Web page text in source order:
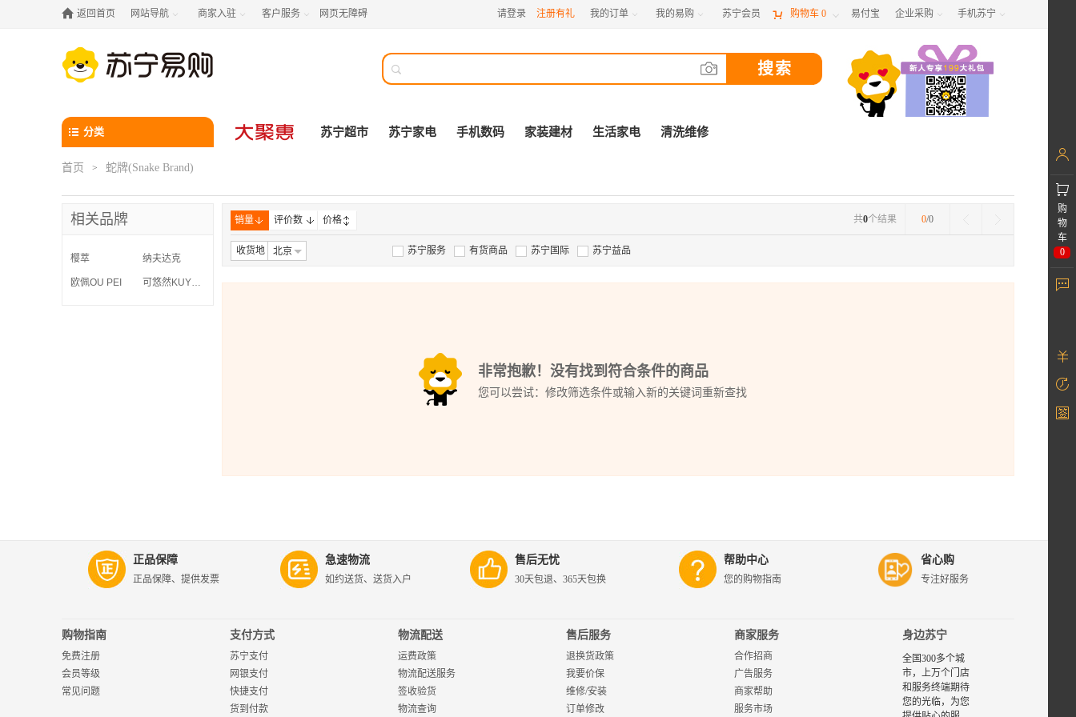
 返回首页 网站导航  商家入驻  客户服务  网页无障碍 请登录 注册有礼 我的订单  我的易购  苏宁会员  购物车 0  易付宝 企业采购  手机苏宁 

分类 苏宁超市 苏宁家电 手机数码 家装建材 生活家电 清洗维修
首页 > 蛇牌(Snake Brand)
销量 评价数 价格 0/0
共0个结果
收货地 北京 苏宁服务 有货商品 苏宁国际 苏宁益品
非常抱歉！没有找到符合条件的商品
您可以尝试：修改筛选条件或输入新的关键词重新查找
相关品牌
樱萃 纳夫达克
欧佩OU PEI 可悠然KUYURA
正品保障
正品保障、提供发票
急速物流
如约送货、送货入户
售后无忧
30天包退、365天包换
帮助中心
您的购物指南
省心购
专注好服务
购物指南
免费注册
会员等级
常见问题
支付方式
苏宁支付
网银支付
快捷支付
货到付款
物流配送
运费政策
物流配送服务
签收验货
物流查询
售后服务
退换货政策
我要价保
维修/安装
订单修改
商家服务
合作招商
广告服务
商家帮助
服务市场
身边苏宁
全国300多个城
市，上万个门店
和服务终端期待
您的光临，为您
购
物
车
0